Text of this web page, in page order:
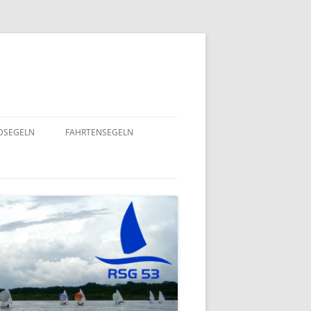
UND
2022
FAHRTENSEGELN
EINE HERZENSANGELEGENHEIT
VON UNSEREM SPORTSFREUND
STEFAN GOSSING!
SOMMERFLOTTILLE 2024 – „VIEL-
INSEL-TOUR“